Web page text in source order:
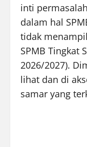
inti
dalam hal
tidak
SPMB Tingkat
2026/2027).
lihat dan di
samar yang